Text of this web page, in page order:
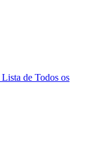
Lista de Todos os